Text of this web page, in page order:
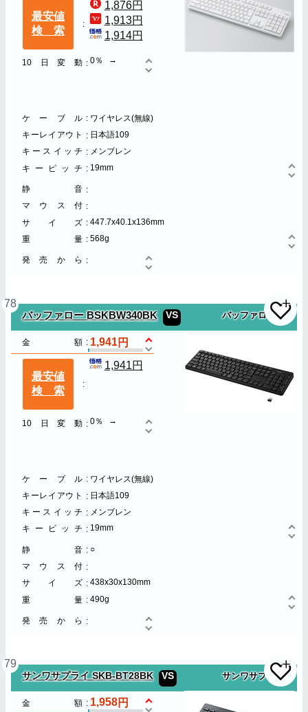
最安値
検索
1,876円
1,913円
1,914円
10日変動 0％
ケーブル
ワイヤレス(無線)
キーレイアウト
日本語109
キースイッチ
メンブレン
キーピッチ
19mm
静音
マウス付
サイズ
447.7x40.1x136mm
重量
568g
発売から
78
バッファロー BSKBW340BK VS バッファロー
金額 1,941
最安値
検索
1,941円
10日変動 0％
ケーブル
ワイヤレス(無線)
キーレイアウト
日本語109
キースイッチ
メンブレン
キーピッチ
19mm
静音
○
マウス付
サイズ
438x30x130mm
重量
490g
発売から
79
サンワサプライ SKB-BT28BK VS サンワサプライ
金額 1,958